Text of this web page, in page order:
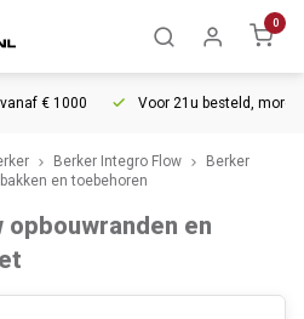
0
€ 1000 Voor 21u besteld, morgen in
Berker Integro Flow
Berker
en toebehoren
en